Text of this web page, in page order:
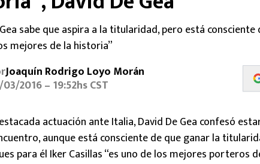
Madrid
Barcelona
Edson Álvarez
Santiago Giménez
Rodrigo Huescas
sabe que aspira a la titularidad, pero está consciente
mejores de la historia”
Joaquín Rodrigo Loyo Morán
2016 – 19:52hs CST
actuación ante Italia, David De Gea confesó
aunque está consciente de que ganar la
para él Iker Casillas “es uno de los mejores porteros